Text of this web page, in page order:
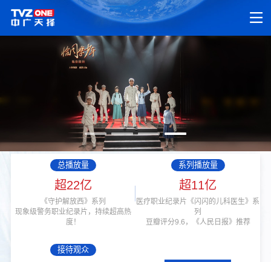
总播放量
超22亿
《守护解放西》系列
现象级警务职业纪录片，持续超高热
度！
系列播放量
超11亿
医疗职业纪录片《闪闪的儿科医生》系
列
豆瓣评分9.6，《人民日报》推荐
接待观众